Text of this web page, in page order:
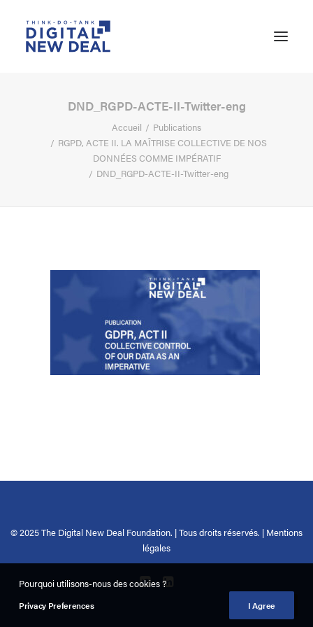
DND_RGPD-ACTE-II-Twitter-eng
Accueil
Publications
RGPD, ACTE II. LA MAÎTRISE COLLECTIVE DE NOS
DONNÉES COMME IMPÉRATIF
DND_RGPD-ACTE-II-Twitter-eng
© 2025 The Digital New Deal Foundation. | Tous droits réservés. | Mentions
légales
Pourquoi utilisons-nous des cookies ?
Privacy Preferences I Agree